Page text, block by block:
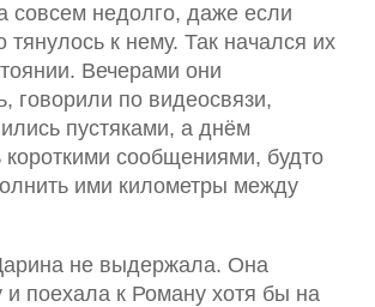
совсем недолго, даже если
тянулось к нему. Так начался их
Вечерами они
говорили по видеосвязи,
пустяками, а днём
сообщениями, будто
ими километры между
не выдержала. Она
и поехала к Роману хотя бы на